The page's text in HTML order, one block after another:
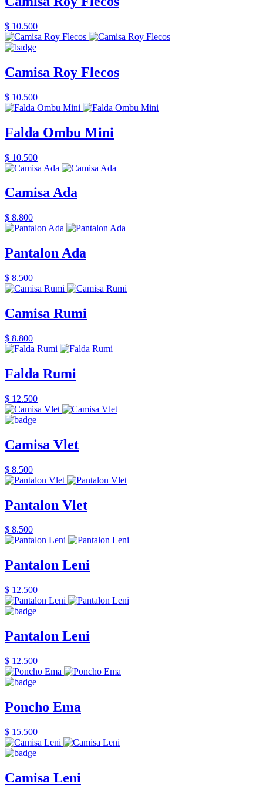
$ 10.500
Camisa Roy Flecos
$ 10.500
Falda Ombu Mini
$ 10.500
Camisa Ada
$ 8.800
Pantalon Ada
$ 8.500
Camisa Rumi
$ 8.800
Falda Rumi
$ 12.500
Camisa Vlet
$ 8.500
Pantalon Vlet
$ 8.500
Pantalon Leni
$ 12.500
Pantalon Leni
$ 12.500
Poncho Ema
$ 15.500
Camisa Leni